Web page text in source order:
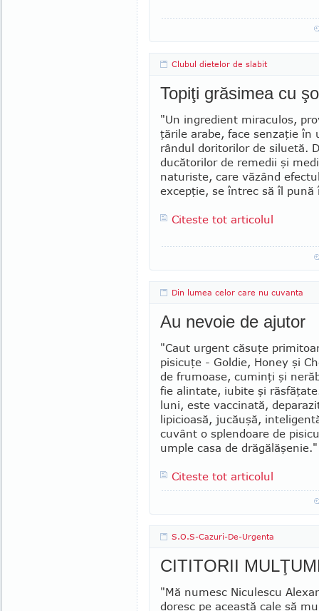
Clubul dietelor de slabit
Topiţi grăsimea cu
"Un ingredient mi­raculos,
ţările arabe, face sen­zaţie în
rân­dul do­ritorilor de siluetă.
du­cătorilor de remedii şi
naturiste, care văzând
excepţie, se întrec să îl pună
Citeste tot articolul
Din lumea celor care nu cuvanta
Au nevoie de ajutor
"Caut urgent căsuţe
pisicuţe - Goldie, Honey şi
de frumoase, cuminţi şi
fie alin­­tate, iubite şi
luni, es­te vaccinată,
lipicioasă, ju­­căuşă,
cuvânt o splen­doa­­re de
umple casa de dră­gă­lăşenie."
Citeste tot articolul
S.O.S-Cazuri-De-Urgenta
CITITORII
"Mă numesc Niculescu
do­resc pe această cale să